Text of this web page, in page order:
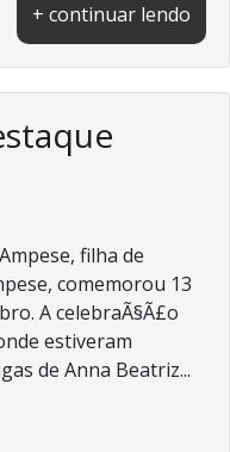
+ continuar lendo
filha de
comemorou 13
A celebraÃ§Ã£o
estiveram
de Anna Beatriz...